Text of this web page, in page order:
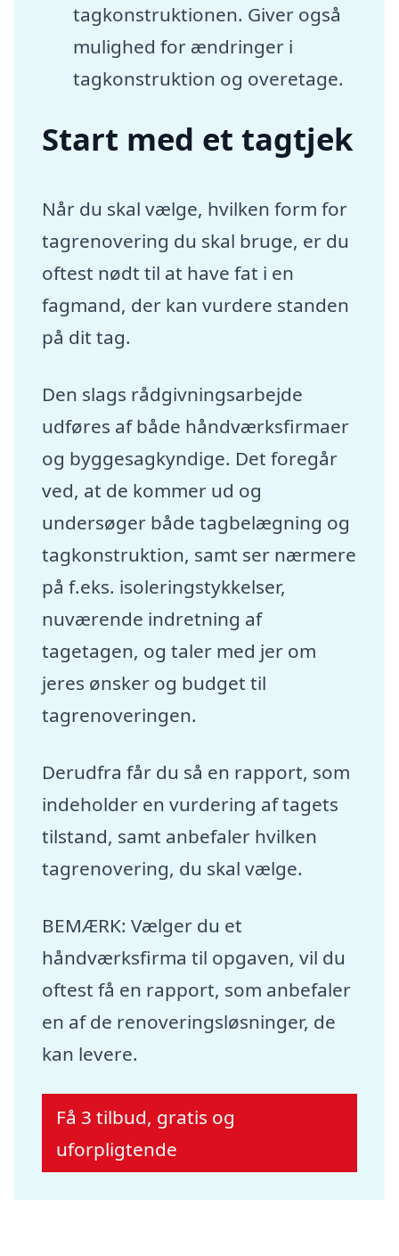
tagkonstruktionen. Giver også
mulighed for ændringer i
tagkonstruktion og overetage.
Start med et tagtjek
Når du skal vælge, hvilken form for
tagrenovering du skal bruge, er du
oftest nødt til at have fat i en
fagmand, der kan vurdere standen
på dit tag.
Den slags rådgivningsarbejde
udføres af både håndværksfirmaer
og byggesagkyndige. Det foregår
ved, at de kommer ud og
undersøger både tagbelægning og
tagkonstruktion, samt ser nærmere
på f.eks. isoleringstykkelser,
nuværende indretning af
tagetagen, og taler med jer om
jeres ønsker og budget til
tagrenoveringen.
Derudfra får du så en rapport, som
indeholder en vurdering af tagets
tilstand, samt anbefaler hvilken
tagrenovering, du skal vælge.
BEMÆRK: Vælger du et
håndværksfirma til opgaven, vil du
oftest få en rapport, som anbefaler
en af de renoveringsløsninger, de
kan levere.
Få 3 tilbud, gratis og
uforpligtende